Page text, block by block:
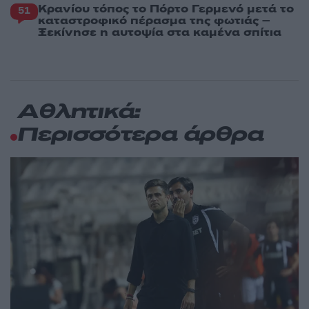
51 Κρανίου τόπος το Πόρτο Γερμενό μετά το
καταστροφικό πέρασμα της φωτιάς –
Ξεκίνησε η αυτοψία στα καμένα σπίτια
Αθλητικά:
Περισσότερα άρθρα